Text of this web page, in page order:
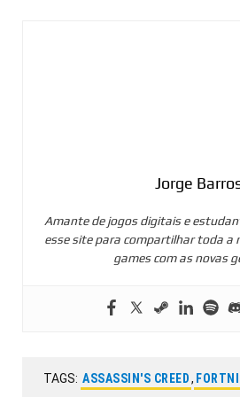
Jorge
Amante de jogos digitais e
esse site para compartilhar toda a
games com as novas
TAGS: ASSASSIN'S CREED ,